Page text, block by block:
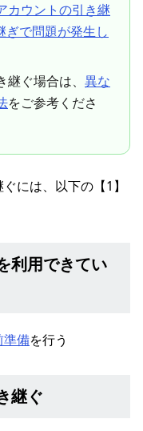
カウントの引き継
ぎで問題が発生し
ぐ場合は、 異な
をご参考くださ
には、以下の【1】
利用できてい
準備を行う
継ぐ